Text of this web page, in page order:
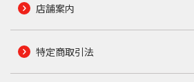
店舗案内
特定商取引法